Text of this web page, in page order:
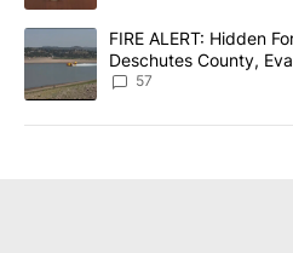
A trending article titled "FIRE
FIRE ALERT: Hidden
Deschutes County,
Implemented
57